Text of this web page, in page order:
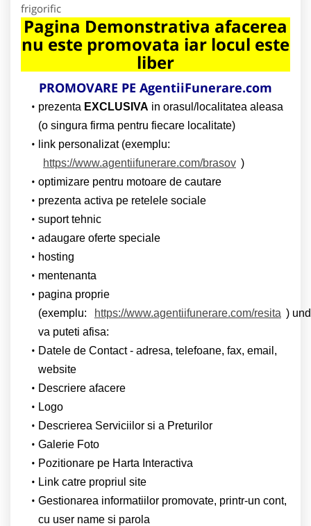
frigorific
Pagina Demonstrativa afacerea
nu este promovata iar locul este
liber
PROMOVARE PE AgentiiFunerare.com
prezenta EXCLUSIVA in orasul/localitatea aleasa
(o singura firma pentru fiecare localitate)
link personalizat (exemplu:
https://www.agentiifunerare.com/brasov )
optimizare pentru motoare de cautare
prezenta activa pe retelele sociale
suport tehnic
adaugare oferte speciale
hosting
mentenanta
pagina proprie
(exemplu:
https://www.agentiifunerare.com/resita )
va puteti afisa:
Datele de Contact - adresa, telefoane, fax, email,
website
Descriere afacere
Logo
Descrierea Serviciilor si a Preturilor
Galerie Foto
Pozitionare pe Harta Interactiva
Link catre propriul site
Gestionarea informatiilor promovate, printr-un cont,
cu user name si parola